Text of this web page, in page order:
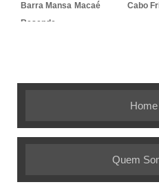
Barra Mansa Macaé Cabo
Resende
Home
Quem